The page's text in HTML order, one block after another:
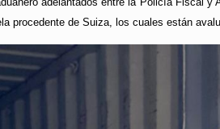
procedente de Suiza, los cuales están